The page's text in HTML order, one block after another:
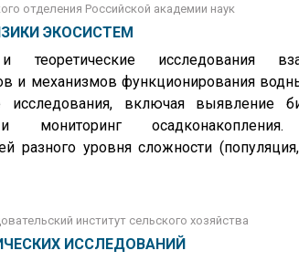
отделения Российской академии наук
ЭКОСИСТЕМ
теоретические исследования
и механизмов функционирования
исследования, включая выявление
мониторинг осадконакопления.
разного уровня сложности
институт сельского хозяйства
ИССЛЕДОВАНИЙ